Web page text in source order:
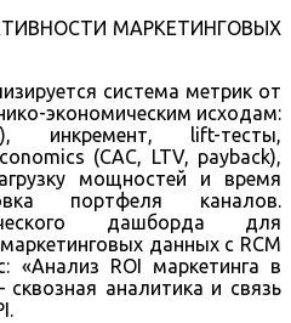
МАРКЕТИНГОВЫХ
система метрик от
экономическим исходам:
инкремент, lift-тесты,
(CAC, LTV, payback),
мощностей и время
портфеля каналов.
дашборда для
данных с RCM
«Анализ ROI маркетинга в
аналитика и связь